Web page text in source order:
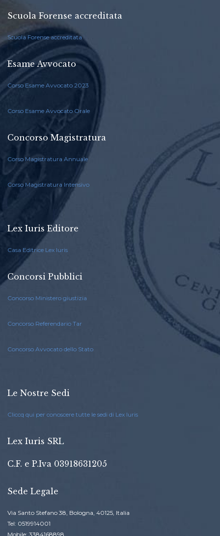
Scuola Forense accreditata
Scuola Forense accreditata
Esame Avvocato
Corso Esame Avvocato 2023
Corso Esame Avvocato Orale
Concorso Magistratura
Corso Magistratura Annuale
Corso Magistratura Intensivo
Lex Iuris Editore
Casa Editrice Lex Iuris
Concorsi Pubblici
Concorso Ministero giustizia
Concorso Referendario Tar
Concorso Avvocato dello Stato
Le Nostre Sedi
Cliccq qui per conoscere tutte le sedi di Lex Iuris
Lex Iuris SRL
C.F. e P.Iva 03918631205
Sede Legale
Via Santo Stefano 38, Bologna, 40125, Italia
Tel: 0519914001
Mobile: 3384168898